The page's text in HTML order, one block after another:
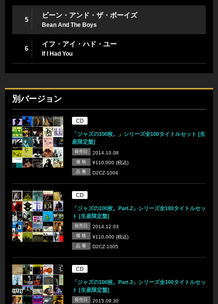
5
ビーン・アンド・ザ・ボーイズ
Bean And The Boys
6
イフ・アイ・ハド・ユー
If I Had You
別バージョン
CD
「ジャズの100枚。」シリーズ全100タイトルセット [生
産限定盤]
発売日 2014.10.08
価 格 ¥110,000 (税込)
品 番 D2CZ-1004
CD
「ジャズの100枚。Part.2」シリーズ全100タイトルセッ
ト [生産限定盤]
発売日 2014.12.03
価 格 ¥110,000 (税込)
品 番 D2CZ-1005
CD
「ジャズの100枚。Part.3」シリーズ全100タイトルセッ
ト [生産限定盤]
発売日 2015.09.30